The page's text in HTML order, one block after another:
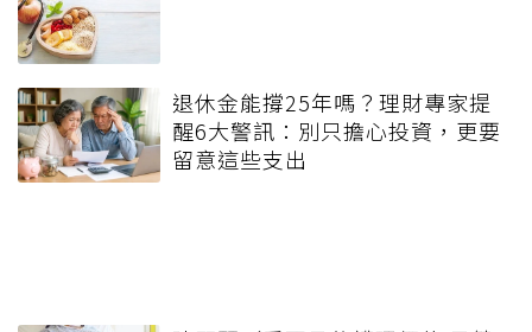
退休金能撐25年嗎？理財專家提
醒6大警訊：別只擔心投資，更要
留意這些支出